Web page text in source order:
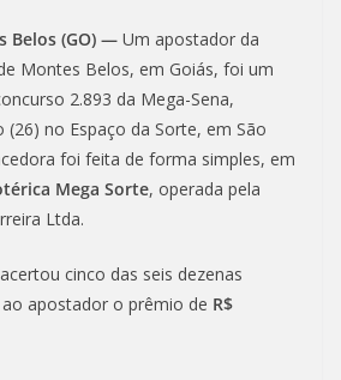
Belos (GO) — Um apostador da
Montes Belos, em Goiás, foi um
2.893 da Mega-Sena,
(26) no Espaço da Sorte, em São
foi feita de forma simples, em
Mega Sorte, operada pela
Ltda.
cinco das seis dezenas
apostador o prêmio de R$